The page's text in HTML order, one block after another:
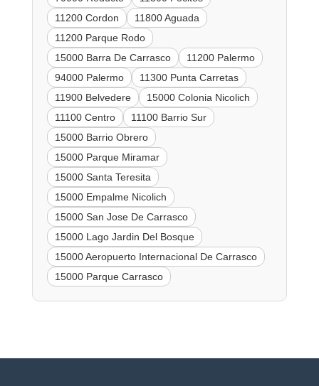
11200 Cordon
11800 Aguada
11200 Parque Rodo
15000 Barra De Carrasco
11200 Palermo
94000 Palermo
11300 Punta Carretas
11900 Belvedere
15000 Colonia Nicolich
11100 Centro
11100 Barrio Sur
15000 Barrio Obrero
15000 Parque Miramar
15000 Santa Teresita
15000 Empalme Nicolich
15000 San Jose De Carrasco
15000 Lago Jardin Del Bosque
15000 Aeropuerto Internacional De Carrasco
15000 Parque Carrasco